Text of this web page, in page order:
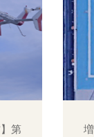
第